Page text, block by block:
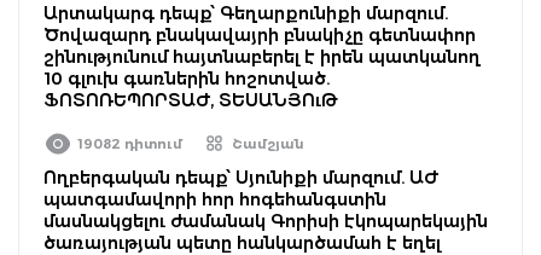
Արտակարգ դեպք՝ Գեղարքունիքի մարզում.
Ծովազարդ բնակավայրի բնակիչը գետնափոր
շինությունում հայտնաբերել է իրեն պատկանող
10 գլուխ գառներին հոշոտված.
ՖՈՏՈՌԵՊՈՐՏԱԺ, ՏԵՍԱՆՅՈւԹ
19082 դիտում Շամշյան
Ողբերգական դեպք՝ Սյունիքի մարզում. ԱԺ
պատգամավորի հոր հոգեհանգստին
մասնակցելու ժամանակ Գորիսի էկոպարեկային
ծառայության պետը հանկարծամահ է եղել